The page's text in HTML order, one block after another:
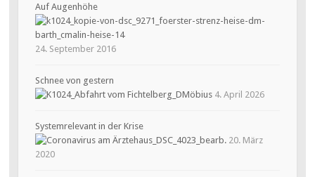
Auf Augenhöhe
24. September 2016
Schnee von gestern
4. April 2026
Systemrelevant in der Krise
20. März
2020